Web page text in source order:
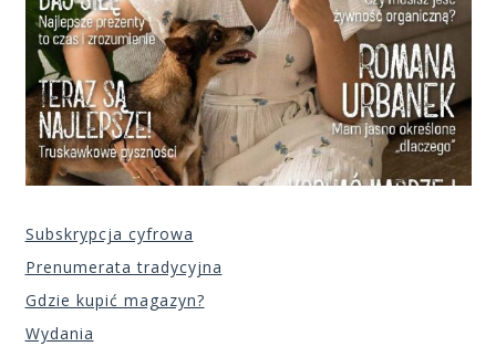
Subskrypcja cyfrowa
Prenumerata tradycyjna
Gdzie kupić magazyn?
Wydania